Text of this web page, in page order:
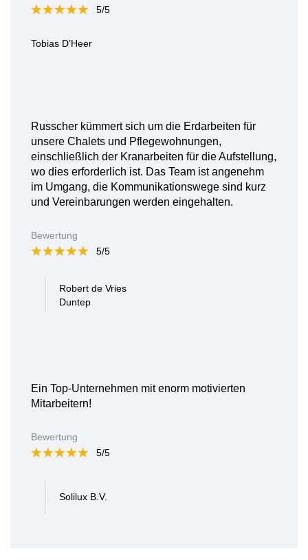
Tobias D’Heer
5/5
Russcher kümmert sich um die Erdarbeiten für
unsere Chalets und Pflegewohnungen,
einschließlich der Kranarbeiten für die Aufstellung,
wo dies erforderlich ist. Das Team ist angenehm
im Umgang, die Kommunikationswege sind kurz
und Vereinbarungen werden eingehalten.
Robert de Vries
Duntep
Bewertung
5/5
Ein Top-Unternehmen mit enorm motivierten
Mitarbeitern!
Solilux B.V.
Bewertung
5/5